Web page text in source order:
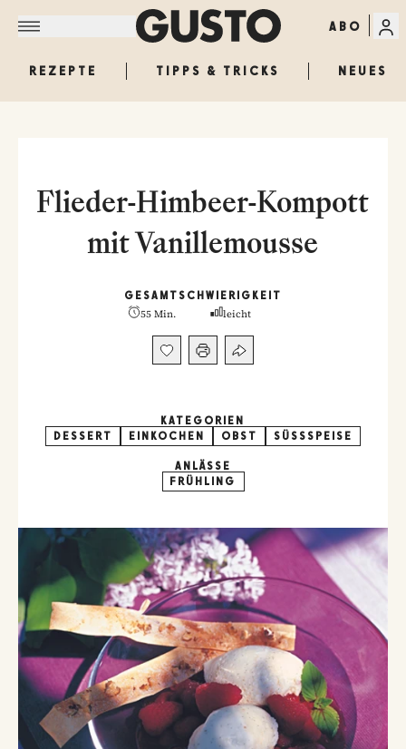
ABO
REZEPTE TIPPS & TRICKS NEUES
Flieder-Himbeer-Kompott
mit Vanillemousse
GESAMT
55 Min.
SCHWIERIGKEIT
leicht
KATEGORIEN
DESSERT
EINKOCHEN OBST SÜSSSPEISE
ANLÄSSE
FRÜHLING